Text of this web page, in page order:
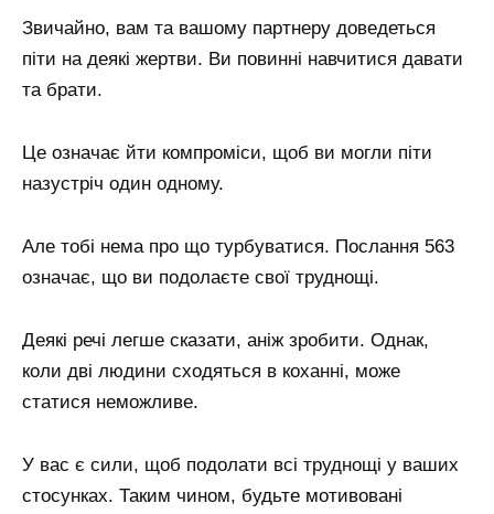
Звичайно, вам та вашому партнеру доведеться
піти на деякі жертви. Ви повинні навчитися давати
та брати.
Це означає йти компроміси, щоб ви могли піти
назустріч один одному.
Але тобі нема про що турбуватися. Послання 563
означає, що ви подолаєте свої труднощі.
Деякі речі легше сказати, аніж зробити. Однак,
коли дві людини сходяться в коханні, може
статися неможливе.
У вас є сили, щоб подолати всі труднощі у ваших
стосунках. Таким чином, будьте мотивовані